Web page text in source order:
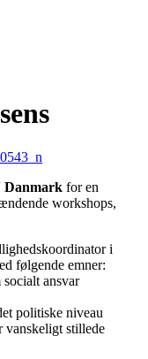
Danmark for en
workshops,
i
følgende emner:
ansvar
politiske niveau
vanskeligt stillede